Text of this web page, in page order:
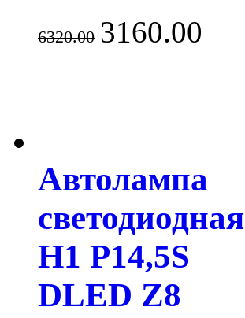
6320.00 3160.00
Автолампа
светодиодная
H1 P14,5S
DLED Z8